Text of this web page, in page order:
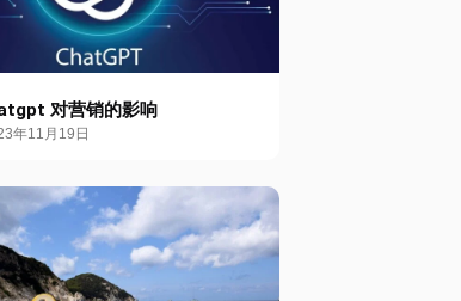
对营销的影响
年11月19日